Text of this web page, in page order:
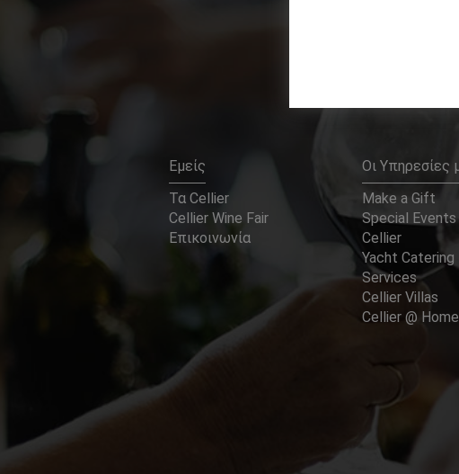
Εμείς
Τα Cellier
Cellier Wine Fair
Επικοινωνία
Οι Υπηρεσίες
Make a Gift
Special
Cellier
Yacht Catering
Services
Cellier Villas
Cellier @ Home